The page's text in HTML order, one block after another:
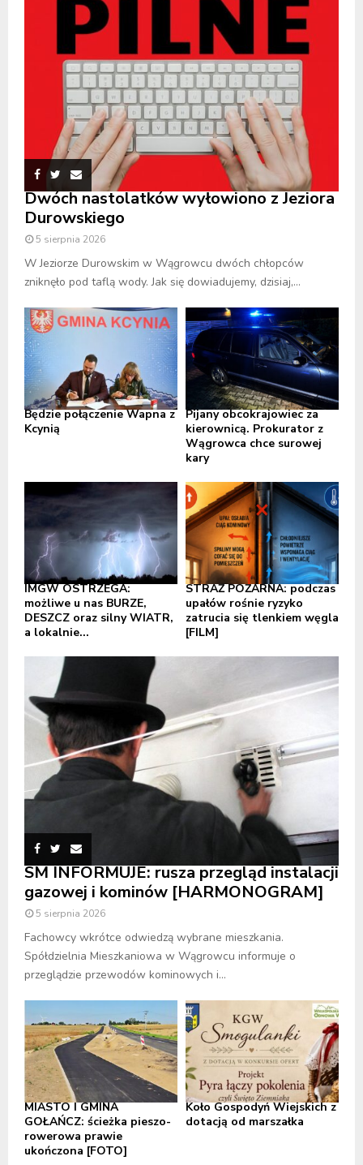
Dwóch nastolatków wyłowiono z Jeziora
Durowskiego
5 sierpnia 2026
W Jeziorze Durowskim w Wągrowcu dwóch chłopców
zniknęło pod taflą wody. Jak się dowiadujemy, dzisiaj,...
Będzie połączenie Wapna z
Kcynią
Pijany obcokrajowiec za
kierownicą. Prokurator z
Wągrowca chce surowej
kary
IMGW OSTRZEGA:
możliwe u nas BURZE,
DESZCZ oraz silny WIATR,
a lokalnie...
STRAŻ POŻARNA: podczas
upałów rośnie ryzyko
zatrucia się tlenkiem węgla
[FILM]
SM INFORMUJE: rusza przegląd instalacji
gazowej i kominów [HARMONOGRAM]
5 sierpnia 2026
Fachowcy wkrótce odwiedzą wybrane mieszkania.
Spółdzielnia Mieszkaniowa w Wągrowcu informuje o
przeglądzie przewodów kominowych i...
MIASTO I GMINA
GOŁAŃCZ: ścieżka pieszo-
rowerowa prawie
ukończona [FOTO]
Koło Gospodyń Wiejskich z
dotacją od marszałka